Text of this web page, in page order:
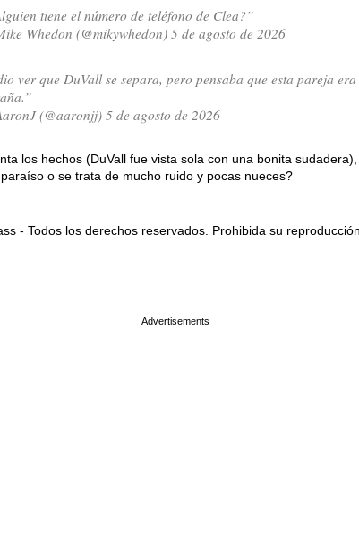
tiene el número de teléfono de Clea?”
Whedon (@mikywhedon) 5 de agosto de 2026
ver que DuVall se separa, pero pensaba que esta pareja
(@aaronjj) 5 de agosto de 2026
los hechos (DuVall fue vista sola con una bonita
o se trata de mucho ruido y pocas nueces?
- Todos los derechos reservados. Prohibida su